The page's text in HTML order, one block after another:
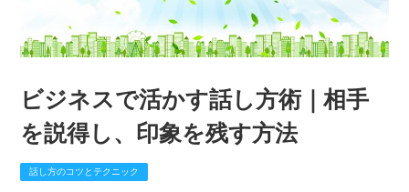
ビジネスで活かす話し方術｜相手
を説得し、印象を残す方法
話し方のコツとテクニック